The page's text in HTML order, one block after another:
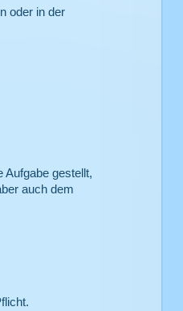
oder in der
Aufgabe gestellt,
auch dem